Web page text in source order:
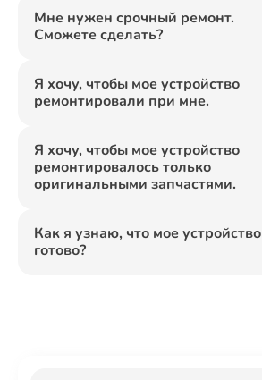
Мне нужен срочный ремонт.
Сможете сделать?
Я хочу, чтобы мое устройство
ремонтировали при мне.
Я хочу, чтобы мое устройство
ремонтировалось только
оригинальными запчастями.
Как я узнаю, что мое устройство
готово?